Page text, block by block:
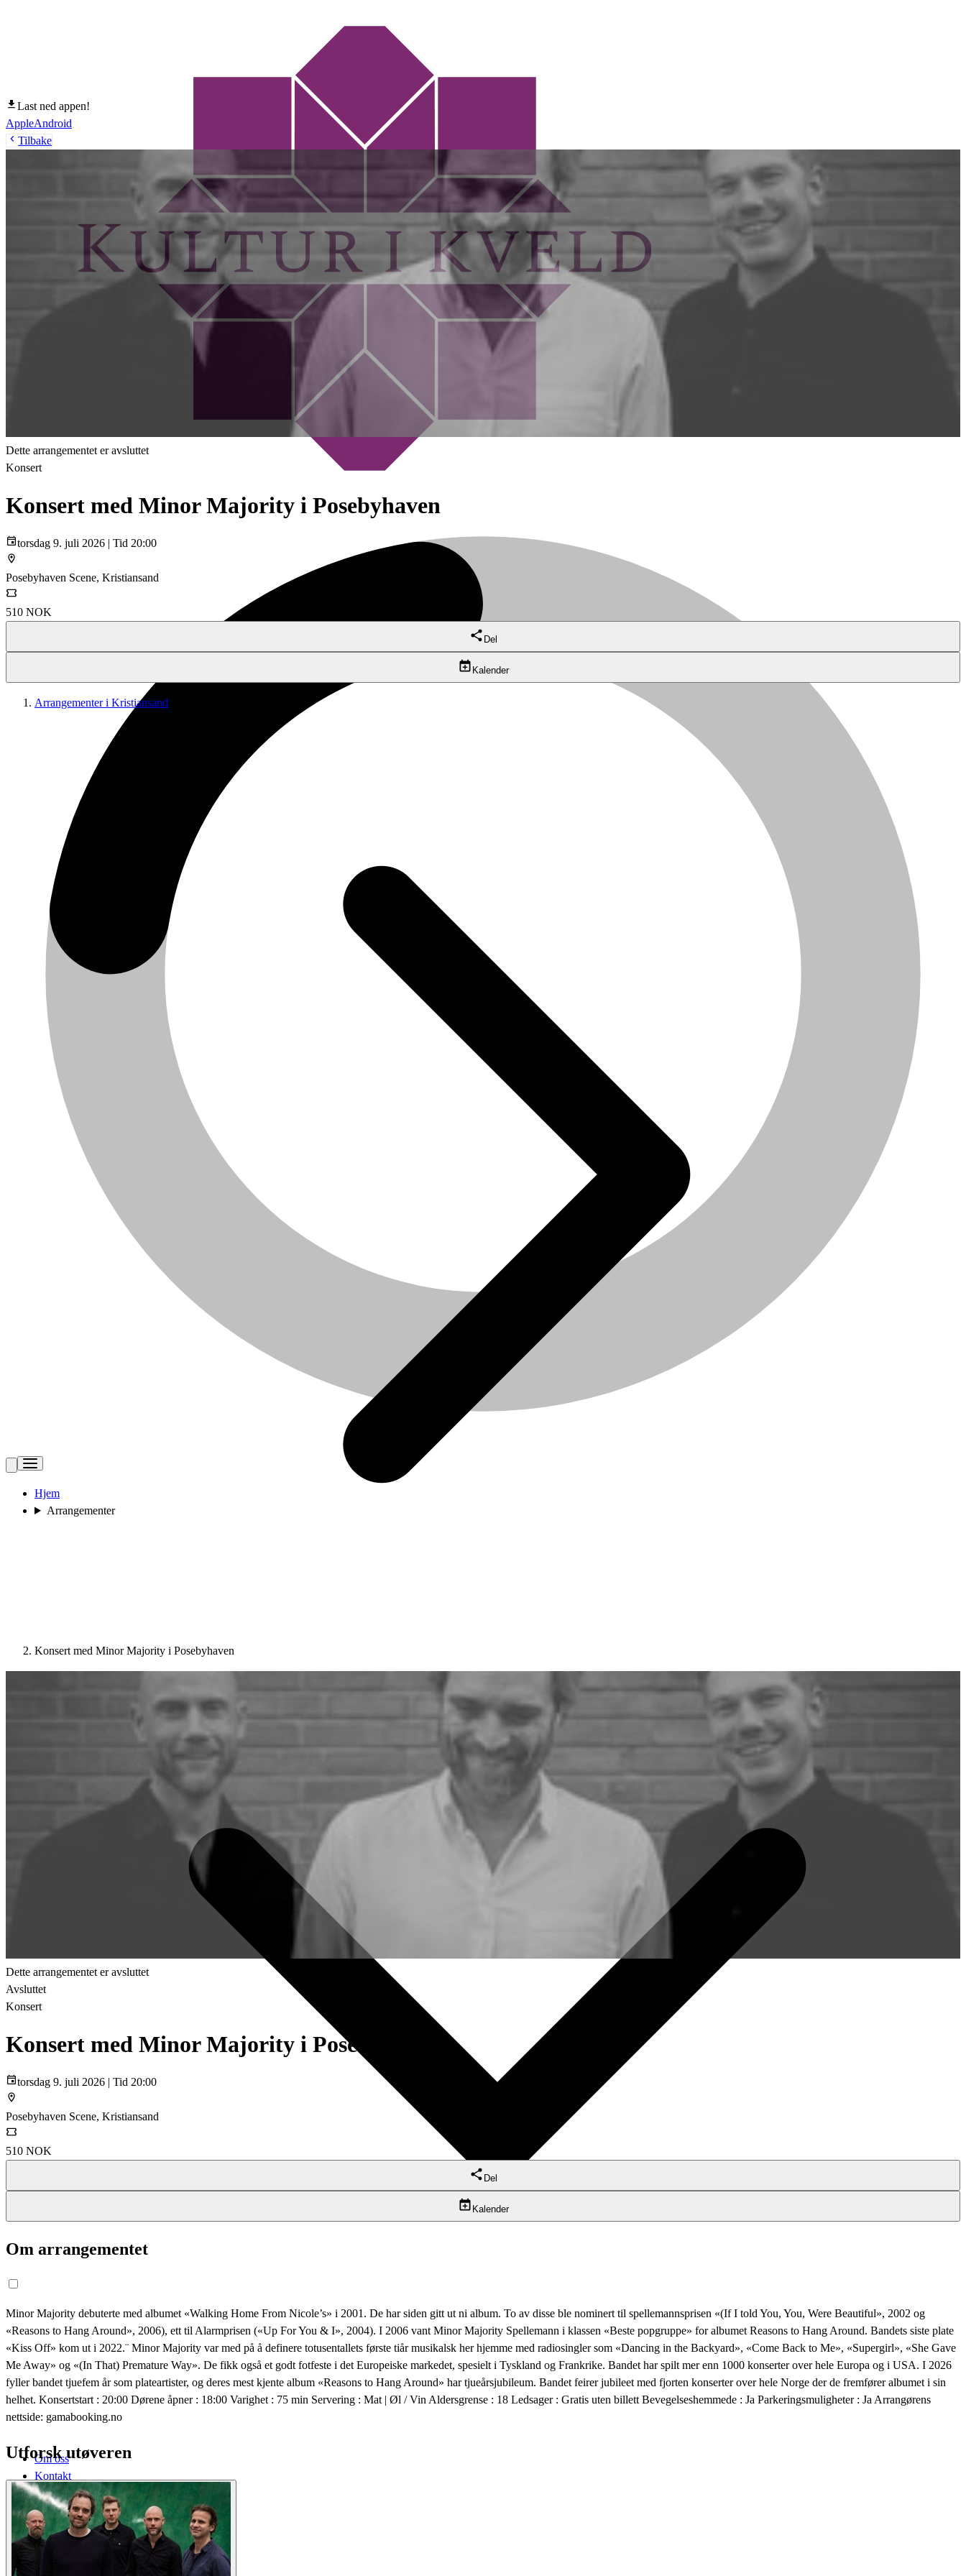
Hjem
Arrangementer
Om oss
Kontakt
Hjem
Arrangementer
Last ned appen!
AppleAndroid
Tilbake
Dette arrangementet er avsluttet
Konsert
Konsert med Minor Majority i Posebyhaven
torsdag 9. juli 2026 | Tid 20:00
Posebyhaven Scene, Kristiansand
510 NOK
Del
Kalender
Arrangementer i Kristiansand
Konsert med Minor Majority i Posebyhaven
Dette arrangementet er avsluttet
Avsluttet
Konsert
Konsert med Minor Majority i Posebyhaven
torsdag 9. juli 2026 | Tid 20:00
Posebyhaven Scene, Kristiansand
510 NOK
Del
Kalender
Om arrangementet
Minor Majority debuterte med albumet «Walking Home From Nicole’s» i 2001. De har siden gitt ut ni album. To av disse ble nominert til spellemannsprisen «(If I told You, You, Were Beautiful», 2002 og
«Reasons to Hang Around», 2006), ett til Alarmprisen («Up For You & I», 2004). I 2006 vant Minor Majority Spellemann i klassen «Beste popgruppe» for albumet Reasons to Hang Around. Bandets siste plate
«Kiss Off» kom ut i 2022.¨ Minor Majority var med på å definere totusentallets første tiår musikalsk her hjemme med radiosingler som «Dancing in the Backyard», «Come Back to Me», «Supergirl», «She Gave
Me Away» og «(In That) Premature Way». De fikk også et godt fotfeste i det Europeiske markedet, spesielt i Tyskland og Frankrike. Bandet har spilt mer enn 1000 konserter over hele Europa og i USA. I 2026
fyller bandet tjuefem år som plateartister, og deres mest kjente album «Reasons to Hang Around» har tjueårsjubileum. Bandet feirer jubileet med fjorten konserter over hele Norge der de fremfører albumet i sin
helhet. Konsertstart : 20:00 Dørene åpner : 18:00 Varighet : 75 min Servering : Mat | Øl / Vin Aldersgrense : 18 Ledsager : Gratis uten billett Bevegelseshemmede : Ja Parkeringsmuligheter : Ja Arrangørens
nettside: gamabooking.no
Utforsk utøveren